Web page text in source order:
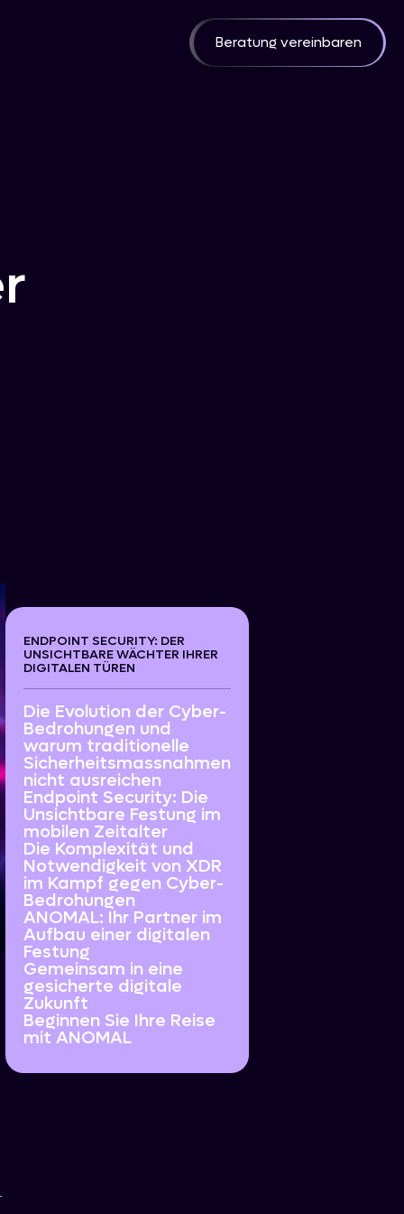
Beratung vereinbaren
ENDPOINT SECURITY: DER
UNSICHTBARE WÄCHTER IHRER
DIGITALEN TÜREN
Die Evolution der Cyber-
Bedrohungen und
warum traditionelle
Sicherheitsmassnahmen
nicht ausreichen
Endpoint Security: Die
Unsichtbare Festung im
mobilen Zeitalter
Die Komplexität und
Notwendigkeit von XDR
im Kampf gegen Cyber-
Bedrohungen
ANOMAL: Ihr Partner im
Aufbau einer digitalen
Festung
Gemeinsam in eine
gesicherte digitale
Zukunft
Beginnen Sie Ihre Reise
mit ANOMAL